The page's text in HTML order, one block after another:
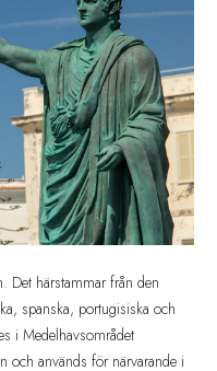
Det härstammar från den
spanska, portugisiska och
i Medelhavsområdet
och används för närvarande i